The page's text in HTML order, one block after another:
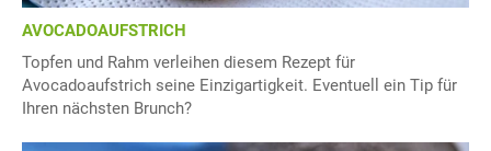
AVOCADOAUFSTRICH
Topfen und Rahm verleihen diesem Rezept für
Avocadoaufstrich seine Einzigartigkeit. Eventuell ein Tip für
Ihren nächsten Brunch?